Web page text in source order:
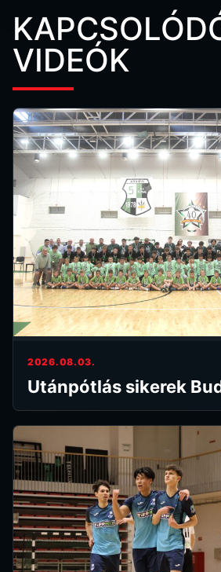
VIDEÓK
2026.08.03.
Utánpótlás sikerek